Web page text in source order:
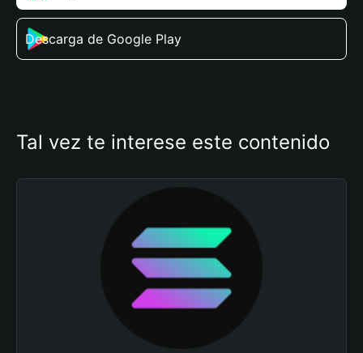
Descarga de Google Play
Tal vez te interese este contenido